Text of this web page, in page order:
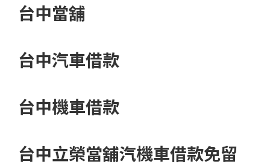
台中當舖
台中汽車借款
台中機車借款
台中立榮當舖汽機車借款免留